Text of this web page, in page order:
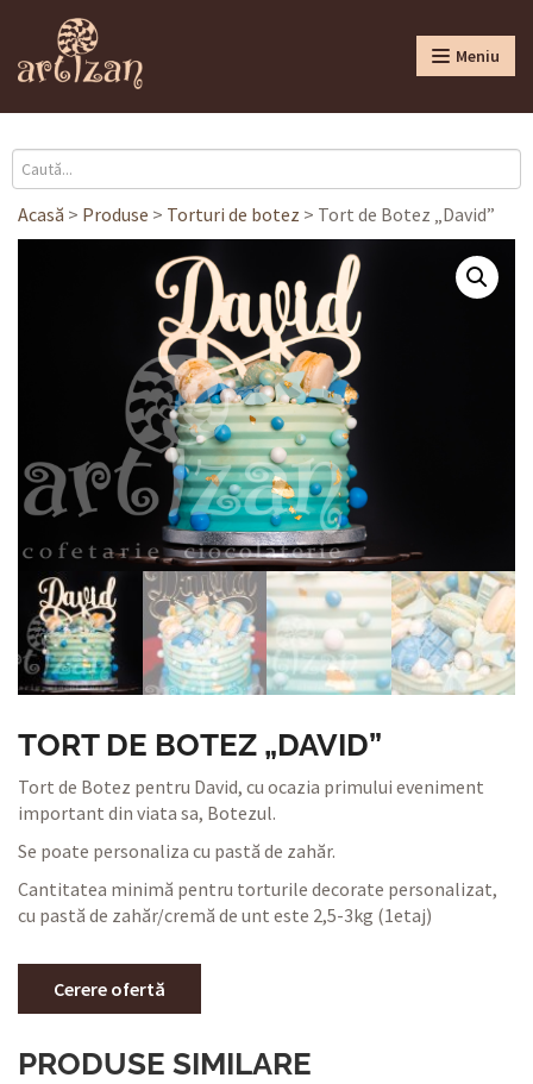
Meniu
Acasă > Produse > Torturi de botez > Tort de Botez „David”
TORT DE BOTEZ „DAVID”
Tort de Botez pentru David, cu ocazia primului eveniment
important din viata sa, Botezul.
Se poate personaliza cu pastă de zahăr.
Cantitatea minimă pentru torturile decorate personalizat,
cu pastă de zahăr/cremă de unt este 2,5-3kg (1etaj)
Cerere ofertă
PRODUSE SIMILARE